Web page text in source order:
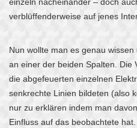
verblüffenderweise auf jenes
Nun wollte man es genau
an einer der beiden Spalten. Die
die abgefeuerten einzelnen
senkrechte Linien bildeten (also
nur zu erklären indem man
Einfluss auf das beobachtete